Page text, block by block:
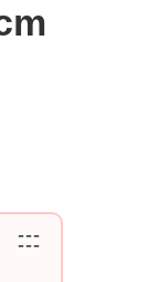
---
---